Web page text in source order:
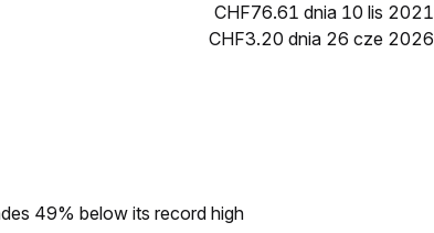
CHF76.61 dnia 10 lis 2021
CHF3.20 dnia 26 cze 2026
49% below its record high